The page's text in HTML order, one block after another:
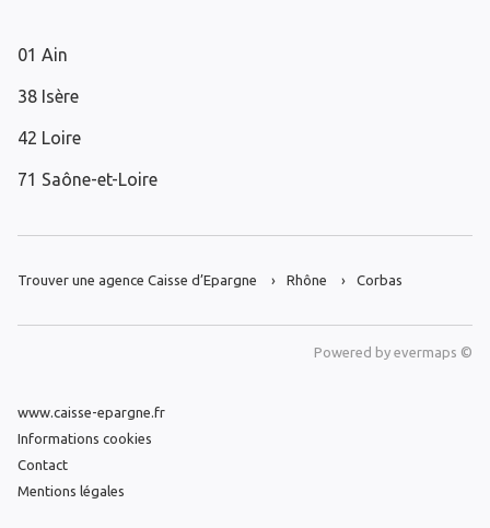
01 Ain
38 Isère
42 Loire
71 Saône-et-Loire
Trouver une agence Caisse d’Epargne Rhône Corbas
Powered by evermaps ©
www.caisse-epargne.fr
Informations cookies
Contact
Mentions légales